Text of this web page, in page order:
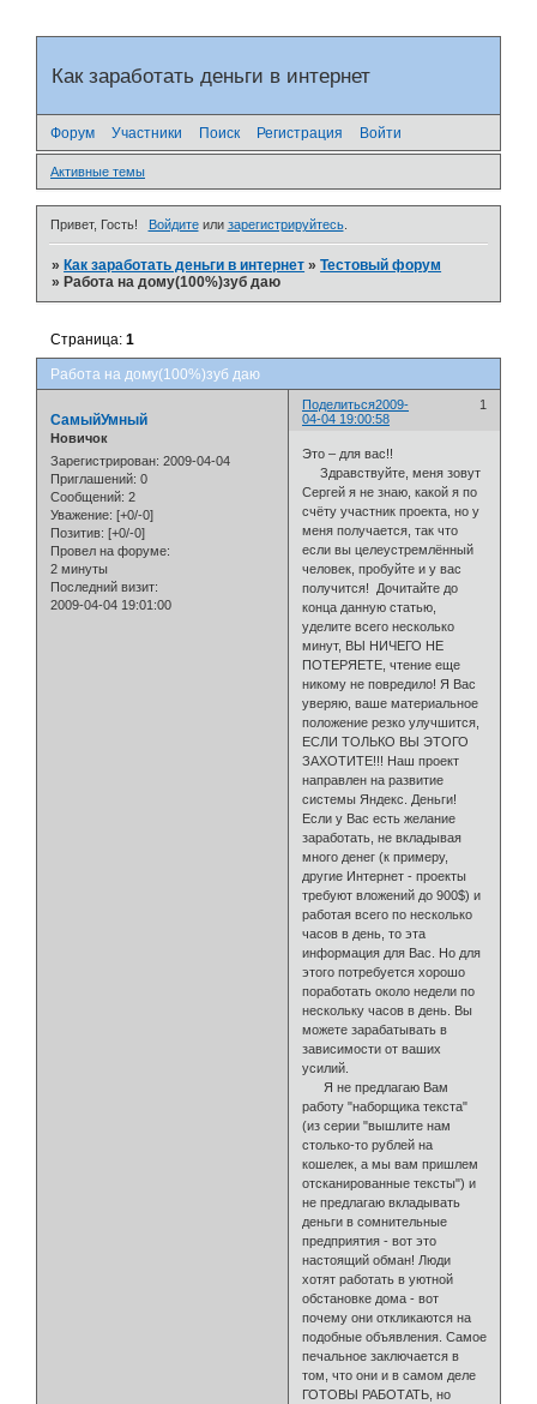
Как заработать деньги в интернет
Форум Участники Поиск Регистрация Войти
Активные темы
Привет, Гость! Войдитеили зарегистрируйтесь.
»Как заработать деньги в интернет »Тестовый форум
»Работа на дому(100%)зуб даю
Работа на дому(100%)зуб даю
Страница:1
Поделиться 1
2009-
04-04 19:00:58
СамыйУмный
Новичок
Зарегистрирован: 2009-04-04
Приглашений: 0
Сообщений: 2
Уважение: [+0/-0]
Позитив: [+0/-0]
Провел на форуме:
2 минуты
Последний визит:
2009-04-04 19:01:00
Это – для вас!!
Здравствуйте, меня зовут
Сергей я не знаю, какой я по
счёту участник проекта, но у
меня полу­чается, так что
если вы целеустремлённый
человек, пробуйте и у вас
получится! Дочитайте до
конца дан­ную статью,
уделите всего несколько
минут, ВЫ НИЧЕГО НЕ
ПОТЕРЯЕТЕ, чтение еще
никому не повредило! Я Вас
уверяю, ваше материальное
поло­жение резко улучшится,
ЕСЛИ ТОЛЬКО ВЫ ЭТОГО
ЗАХОТИТЕ!!! Наш проект
направлен на развитие
системы Яндекс. Деньги!
Если у Вас есть желание
зарабо­тать, не вкладывая
много денег (к примеру,
другие Интернет - проекты
требуют вложений до 900$) и
работая всего по несколько
часов в день, то эта
информация для Вас. Но для
этого потребуется хорошо
поработать около недели по
нескольку часов в день. Вы
мо­жете зарабатывать в
зависимости от ваших
усилий.
Я не предлагаю Вам
работу "наборщика текста"
(из серии "вышлите нам
столько-то рублей на
кошелек, а мы вам пришлем
отсканированные тексты") и
не предлагаю вкладывать
деньги в сомнительные
предприятия - вот это
настоящий обман! Люди
хотят работать в уютной
обстановке дома - вот
почему они откликаются на
подобные объяв­ления. Самое
печальное заключается в
том, что они и в самом деле
ГОТОВЫ РАБОТАТЬ, но